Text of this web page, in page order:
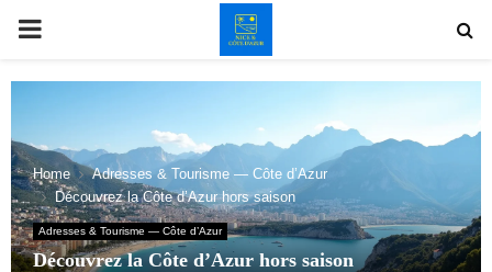
PRIMARY
MENU
Home
Adresses & Tourisme — Côte d’Azur
Découvrez la Côte d’Azur hors saison
Adresses & Tourisme — Côte d’Azur
Découvrez la Côte d’Azur hors saison